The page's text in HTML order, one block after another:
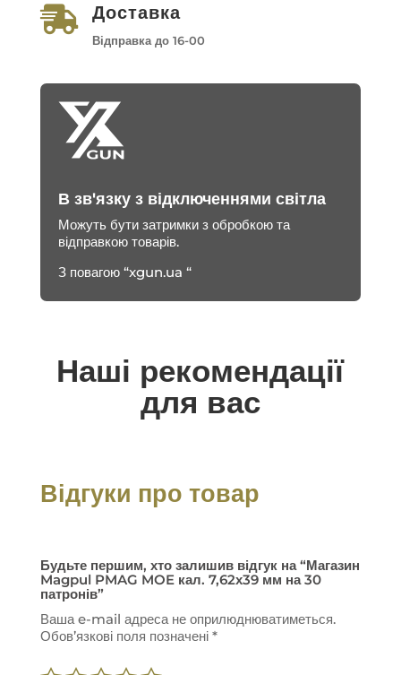
 Доставка
Відправка до 16-00
В зв'язку з відключеннями світла
Можуть бути затримки з обробкою та
відправкою товарів.
З повагою “xgun.ua “
Наші рекомендації
для вас
Відгуки про товар
Будьте першим, хто залишив відгук на “Магазин
Magpul PMAG MOE кал. 7,62х39 мм на 30
патронів”
Ваша e-mail адреса не оприлюднюватиметься.
Обов’язкові поля позначені *